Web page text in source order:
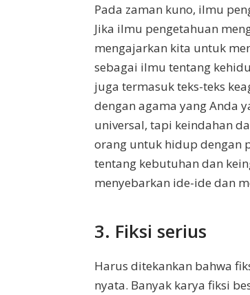
Pada zaman kuno, ilmu
Jika ilmu pengetahuan
mengajarkan kita untuk
sebagai ilmu tentang
juga termasuk teks-teks
dengan agama yang Anda
universal, tapi keindahan
orang untuk hidup dengan
tentang kebutuhan dan
menyebarkan ide-ide dan
3. Fiksi serius
Harus ditekankan bahwa
nyata. Banyak karya fiksi